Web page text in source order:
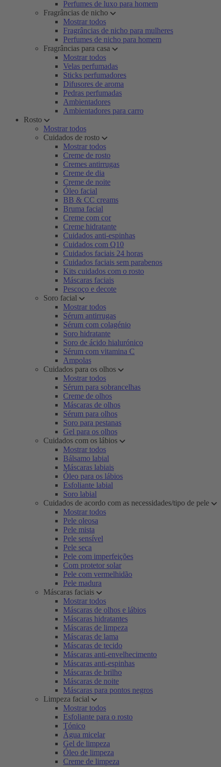
Perfumes de luxo para homem
Fragrâncias de nicho
Mostrar todos
Fragrâncias de nicho para mulheres
Perfumes de nicho para homem
Fragrâncias para casa
Mostrar todos
Velas perfumadas
Sticks perfumadores
Difusores de aroma
Pedras perfumadas
Ambientadores
Ambientadores para carro
Rosto
Mostrar todos
Cuidados de rosto
Mostrar todos
Creme de rosto
Cremes antirrugas
Creme de dia
Creme de noite
Óleo facial
BB & CC creams
Bruma facial
Creme com cor
Creme hidratante
Cuidados anti-espinhas
Cuidados com Q10
Cuidados faciais 24 horas
Cuidados faciais sem parabenos
Kits cuidados com o rosto
Máscaras faciais
Pescoço e decote
Soro facial
Mostrar todos
Sérum antirrugas
Sérum com colagénio
Soro hidratante
Soro de ácido hialurónico
Sérum com vitamina C
Ampolas
Cuidados para os olhos
Mostrar todos
Sérum para sobrancelhas
Creme de olhos
Máscaras de olhos
Sérum para olhos
Soro para pestanas
Gel para os olhos
Cuidados com os lábios
Mostrar todos
Bálsamo labial
Máscaras labiais
Óleo para os lábios
Esfoliante labial
Soro labial
Cuidados de acordo com as necessidades/tipo de pele
Mostrar todos
Pele oleosa
Pele mista
Pele sensível
Pele seca
Pele com imperfeições
Com protetor solar
Pele com vermelhidão
Pele madura
Máscaras faciais
Mostrar todos
Máscaras de olhos e lábios
Máscaras hidratantes
Máscaras de limpeza
Máscaras de lama
Máscaras de tecido
Máscaras anti-envelhecimento
Máscaras anti-espinhas
Máscaras de brilho
Máscaras de noite
Máscaras para pontos negros
Limpeza facial
Mostrar todos
Esfoliante para o rosto
Tónico
Água micelar
Gel de limpeza
Óleo de limpeza
Creme de limpeza